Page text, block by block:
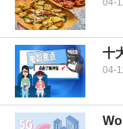
04-
十
04-